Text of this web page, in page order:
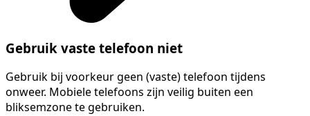
Gebruik vaste telefoon niet
Gebruik bij voorkeur geen (vaste) telefoon tijdens
onweer. Mobiele telefoons zijn veilig buiten een
bliksemzone te gebruiken.